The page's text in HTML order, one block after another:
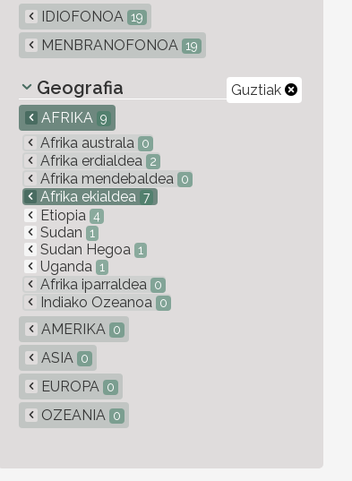
IDIOFONOA 19
MENBRANOFONOA 19
Guztiak
Geografia
AFRIKA 9
Afrika australa 0
Afrika erdialdea 2
Afrika mendebaldea 0
Afrika ekialdea 7
Etiopia 4
Sudan 1
Sudan Hegoa 1
Uganda 1
Afrika iparraldea 0
Indiako Ozeanoa 0
AMERIKA 0
ASIA 0
EUROPA 0
OZEANIA 0